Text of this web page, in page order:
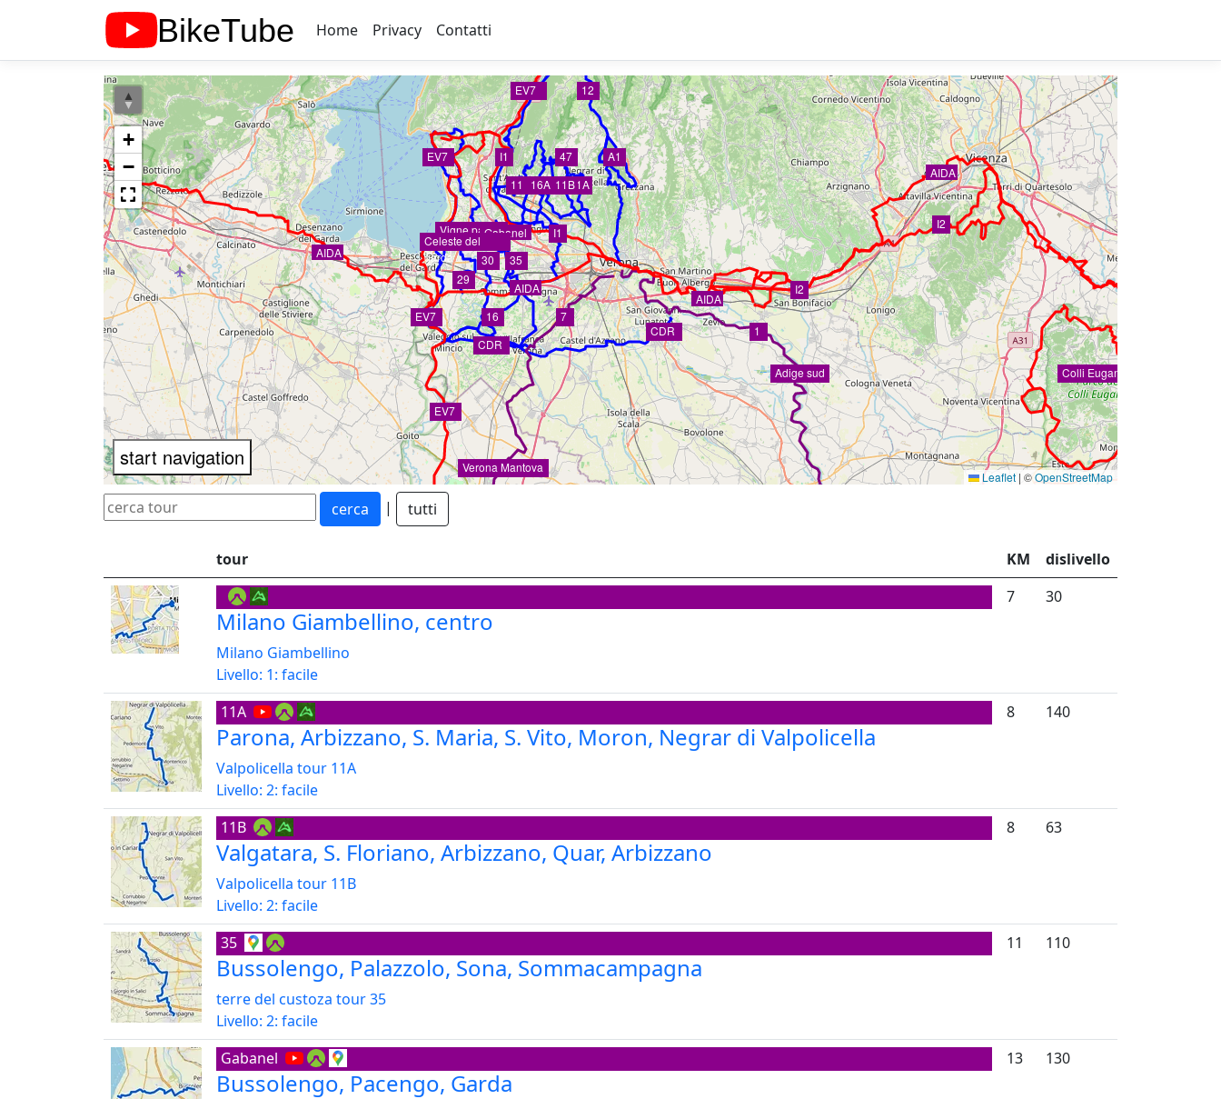
Home Privacy Contatti
11A
11B
35
Gabanel
Vigne parchi
29
16A
11
30
A1
47
16
CDR
CDR
12
46
Verona Mantova
7
Adige sud
1
Colli Euganei
Celeste del
garda
I1
I1
I2
I2
EV7
EV7
EV7
EV7
AIDA
AIDA
AIDA
AIDA
EV8
+
−
Leaflet | ©OpenStreetMap
| tutti
Regionali
Locali
Teree del Custoza
Valpolicella
Facili
ordinamento distanza (km)
distanza
difficoltà
tour KM dislivello
Milano Giambellino, centro
Milano Giambellino
Livello: 1: facile
7 30
11A
Parona, Arbizzano, S. Maria, S. Vito, Moron, Negrar di Valpolicella
Valpolicella tour 11A
Livello: 2: facile
8 140
11B
Valgatara, S. Floriano, Arbizzano, Quar, Arbizzano
Valpolicella tour 11B
Livello: 2: facile
8 63
35
Bussolengo, Palazzolo, Sona, Sommacampagna
terre del custoza tour 35
Livello: 2: facile
11 110
Gabanel
Bussolengo, Pacengo, Garda
13 130